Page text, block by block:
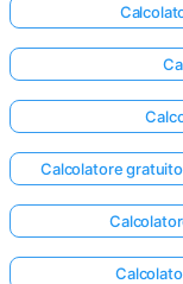
Calcolatore